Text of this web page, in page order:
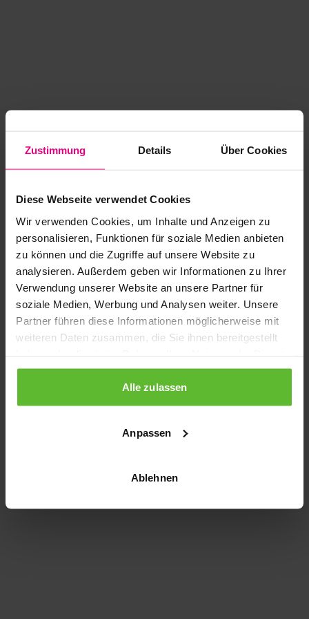
Zustimmung Details Über Cookies
Diese Webseite verwendet Cookies
Wir verwenden Cookies, um Inhalte und Anzeigen zu
personalisieren, Funktionen für soziale Medien anbieten
zu können und die Zugriffe auf unsere Website zu
analysieren. Außerdem geben wir Informationen zu Ihrer
Verwendung unserer Website an unsere Partner für
soziale Medien, Werbung und Analysen weiter. Unsere
Partner führen diese Informationen möglicherweise mit
weiteren Daten zusammen, die Sie ihnen bereitgestellt
gesammelt haben.
Alle zulassen
Anpassen
Ablehnen
Application error: a client-side exception has occurred
loading www.kurzwego.de (see the browser console for more
information).